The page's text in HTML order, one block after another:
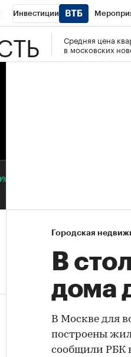
Инвестиции
Школа управления РБК
Средняя цена
в московских
Городская
В
дома
В Москве для
построены
сообщили РБК